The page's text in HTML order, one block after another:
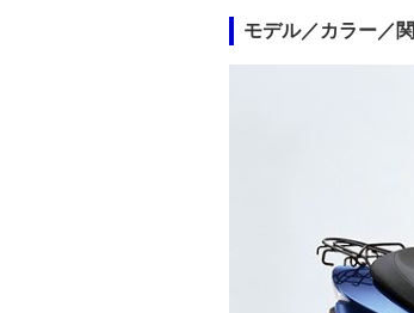
モデル／カラー／